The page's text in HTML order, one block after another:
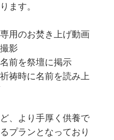
ます。
専用のお焚き上げ動画
影
名前を祭壇に掲示
祈祷時に名前を読み上
、より手厚く供養で
プランとなっており